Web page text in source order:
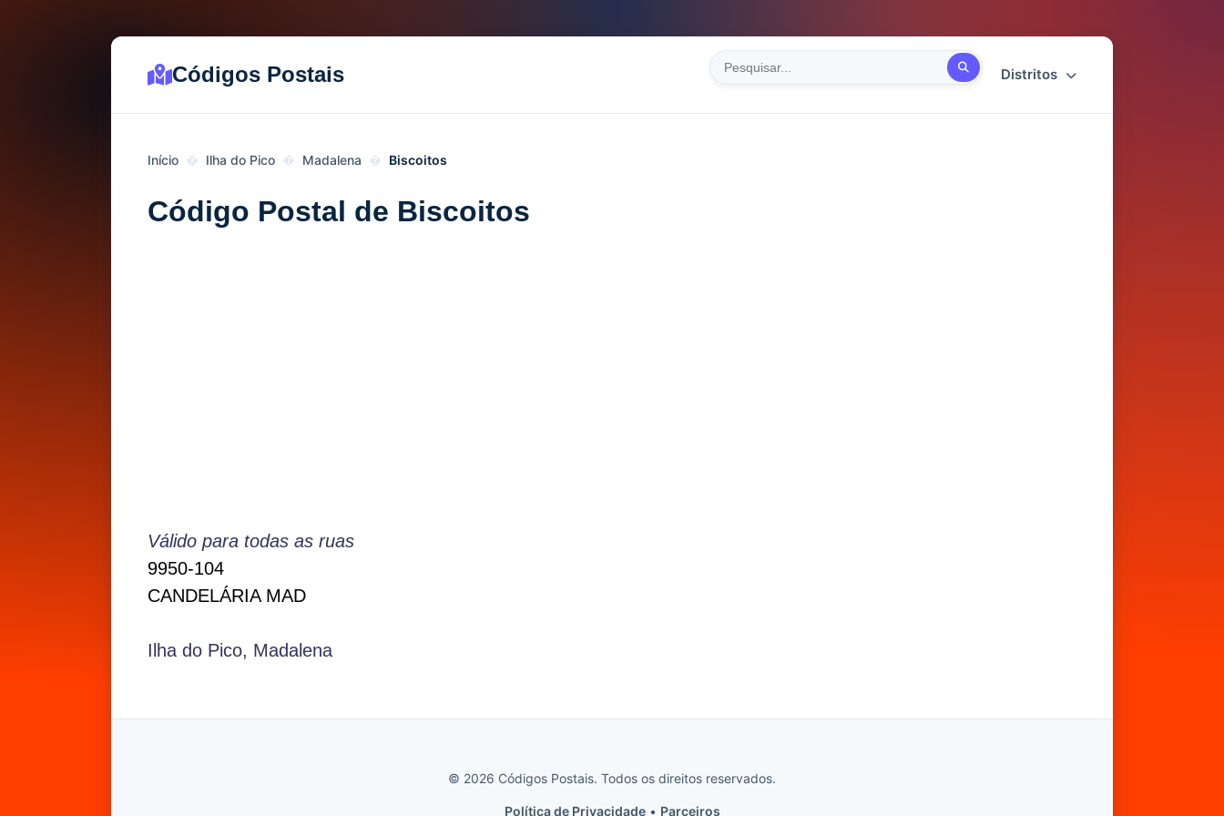
Códigos Postais Distritos
Início Ilha do Pico Madalena Biscoitos
Código Postal de Biscoitos
Válido para todas as ruas
9950-104
CANDELÁRIA MAD
Ilha do Pico, Madalena
© 2026 Códigos Postais. Todos os direitos reservados.
Política de Privacidade• Parceiros